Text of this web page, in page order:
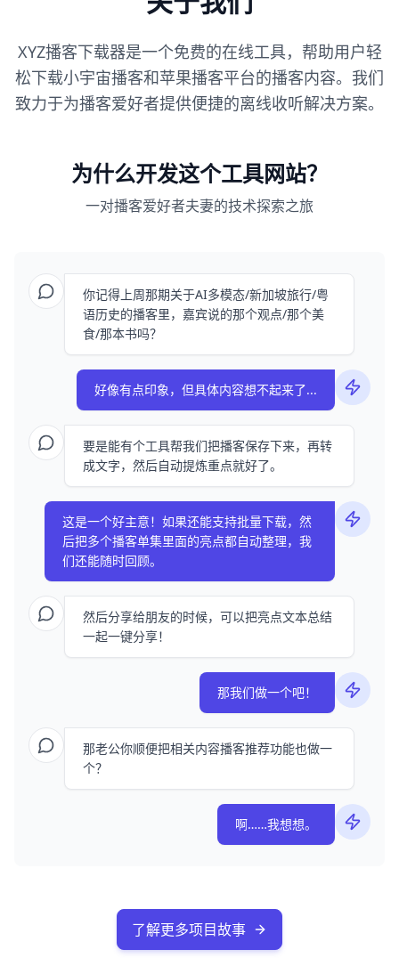
XYZ播客下载器是一个免费的在线工具，帮助用户轻
松下载小宇宙播客和苹果播客平台的播客内容。我们
致力于为播客爱好者提供便捷的离线收听解决方案。
为什么开发这个工具网站？
一对播客爱好者夫妻的技术探索之旅
你记得上周那期关于AI多模态/新加坡旅行/粤
语历史的播客里，嘉宾说的那个观点/那个美
食/那本书吗？
好像有点印象，但具体内容想不起来了...
要是能有个工具帮我们把播客保存下来，再转
成文字，然后自动提炼重点就好了。
这是一个好主意！如果还能支持批量下载，然
后把多个播客单集里面的亮点都自动整理，我
们还能随时回顾。
然后分享给朋友的时候，可以把亮点文本总结
一起一键分享！
那我们做一个吧！
那老公你顺便把相关内容播客推荐功能也做一
个？
啊……我想想。
了解更多项目故事